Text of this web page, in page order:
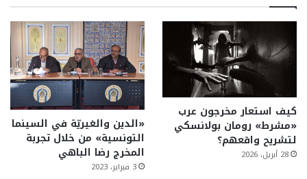
كيف استعار مخرجون عرب
«مشرط» رومان بولانسكي
لتشريح واقعهم؟
28 أبريل، 2026
«الدين والغيريّة في السينما
التونسية» من خلال تجربة
المخرج رضا الباهي
3 فبراير، 2023